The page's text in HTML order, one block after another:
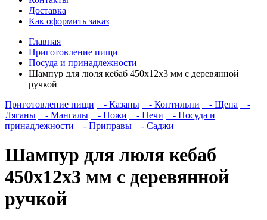
Доставка
Как оформить заказ
Главная
Приготовление пищи
Посуда и принадлежности
Шампур для люля кебаб 450х12х3 мм с деревянной
ручкой
Приготовление пищи
- Казаны - Коптильни - Щепа
-
Ляганы
- Мангалы - Ножи - Печи
- Посуда и
принадлежности
- Приправы - Саджи
Шампур для люля кебаб
450х12х3 мм с деревянной
ручкой